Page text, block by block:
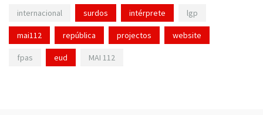
internacional surdos intérprete lgp
mai112 república projectos website
fpas eud MAI 112